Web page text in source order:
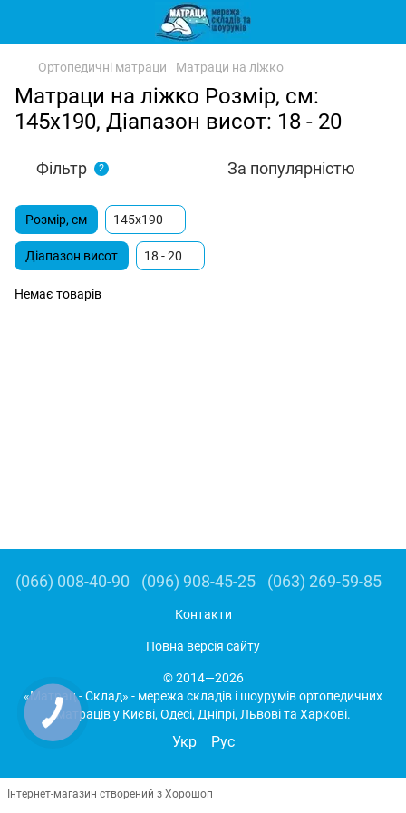
Ортопедичні матраци Матраци на ліжко
Матраци на ліжко Розмір, см:
145х190, Діапазон висот: 18 - 20
Фільтр 2 За популярністю
Розмір, см 145х190
Діапазон висот 18 - 20
Немає товарів
(066) 008-40-90 (096) 908-45-25 (063) 269-59-85
Контакти
Повна версія сайту
© 2014—2026
«Матрац - Склад» - мережа складів і шоурумів ортопедичних
матраців у Києві, Одесі, Дніпрі, Львові та Харкові.
Укр Рус
Інтернет-магазин створений з Хорошоп